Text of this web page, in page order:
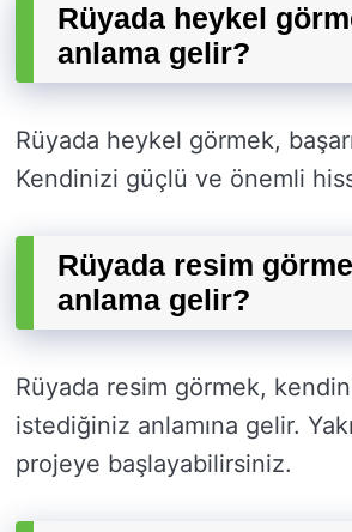
Rüyada heykel
anlama gelir?
Rüyada heykel görmek,
Kendinizi güçlü ve önemli
Rüyada resim
anlama gelir?
Rüyada resim görmek,
istediğiniz anlamına gelir.
projeye başlayabilirsiniz.